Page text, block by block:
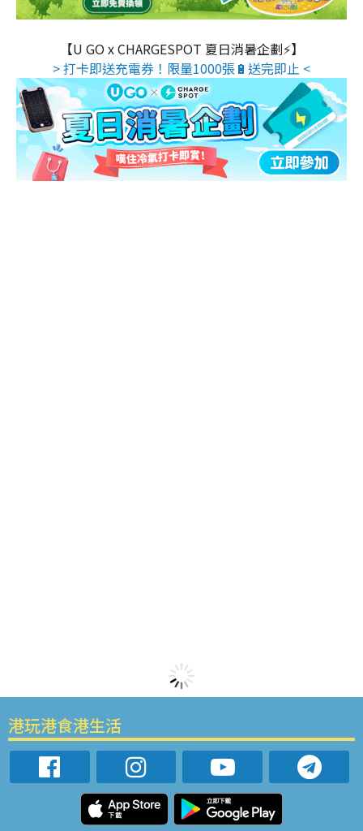
【U GO x CHARGESPOT 夏日消暑企劃⚡】
> 打卡即送充電券！限量1000張🔋送完即止 <
港玩港食港生活